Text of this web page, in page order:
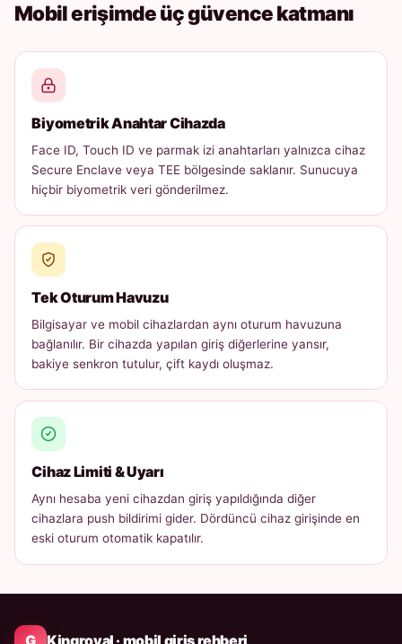
Mobil erişimde üç güvence katmanı
Biyometrik Anahtar Cihazda
Face ID, Touch ID ve parmak izi anahtarları yalnızca cihaz
Secure Enclave veya TEE bölgesinde saklanır. Sunucuya
hiçbir biyometrik veri gönderilmez.
Tek Oturum Havuzu
Bilgisayar ve mobil cihazlardan aynı oturum havuzuna
bağlanılır. Bir cihazda yapılan giriş diğerlerine yansır,
bakiye senkron tutulur, çift kaydı oluşmaz.
Cihaz Limiti & Uyarı
Aynı hesaba yeni cihazdan giriş yapıldığında diğer
cihazlara push bildirimi gider. Dördüncü cihaz girişinde en
eski oturum otomatik kapatılır.